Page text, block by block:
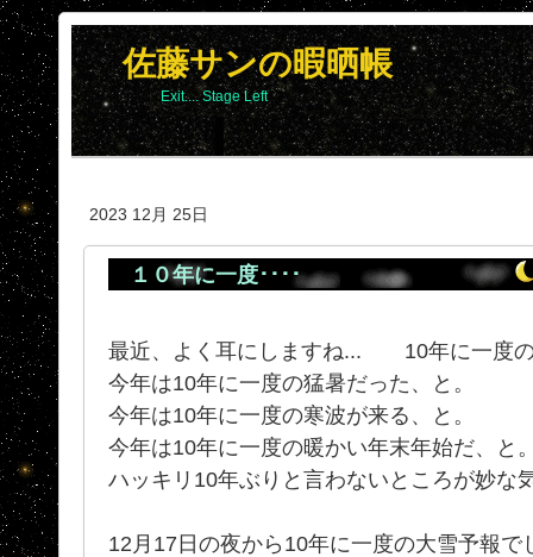
佐藤サンの暇晒帳
Exit.... Stage Left
2023 12月 25日
１０年に一度････
最近、よく耳にしますね... 10年に一度
今年は10年に一度の猛暑だった、と。
今年は10年に一度の寒波が来る、と。
今年は10年に一度の暖かい年末年始だ、と
ハッキリ10年ぶりと言わないところが妙な
12月17日の夜から10年に一度の大雪予報